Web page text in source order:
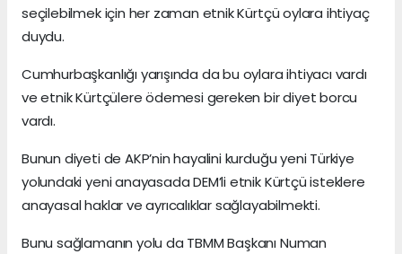
seçilebilmek için her zaman etnik Kürtçü oylara ihtiyaç
duydu.
Cumhurbaşkanlığı yarışında da bu oylara ihtiyacı vardı
ve etnik Kürtçülere ödemesi gereken bir diyet borcu
vardı.
Bunun diyeti de AKP’nin hayalini kurduğu yeni Türkiye
yolundaki yeni anayasada DEM’li etnik Kürtçü isteklere
anayasal haklar ve ayrıcalıklar sağlayabilmekti.
Bunu sağlamanın yolu da TBMM Başkanı Numan